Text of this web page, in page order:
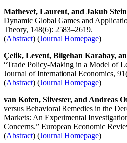
Mathevet, Laurent, and Jakub
Dynamic Global Games and
Theory, 148(6): 2583–2619.
(Abstract) (Journal Homepage)
Çelik, Levent, Bilgehan Karabay,
“Trade Policy-Making in a Model of
Journal of International Economics,
(Abstract) (Journal Homepage)
van Koten, Silvester, and Andreas
versus Behavioral Remedies in the
Markets: An Experimental
Concerns.” European Economic
(Abstract) (Journal Homepage)